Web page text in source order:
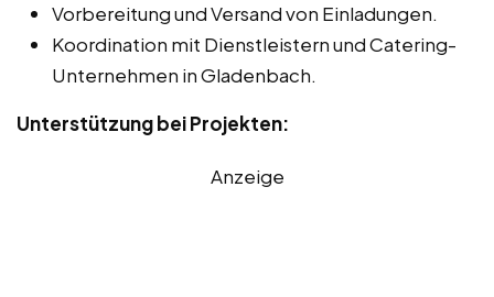
Vorbereitung und Versand von Einladungen.
Koordination mit Dienstleistern und Catering-
Unternehmen in Gladenbach.
Unterstützung bei Projekten:
Anzeige